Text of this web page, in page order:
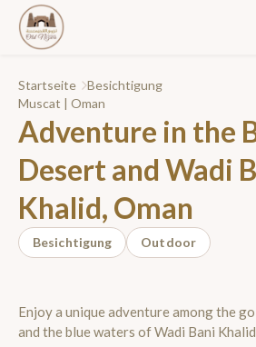
Startseite Besichtigung
Muscat | Oman
Adventure in the
Desert and Wadi
Khalid, Oman
Besichtigung Outdoor
Enjoy a unique adventure among the
and the blue waters of Wadi Bani